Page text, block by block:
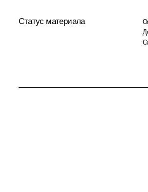
Статус материала